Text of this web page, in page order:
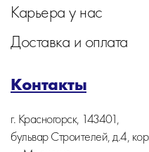
Карьера у нас
Доставка и оплата
Контакты
г. Красногорск, 143401,
бульвар Строителей, д.4,